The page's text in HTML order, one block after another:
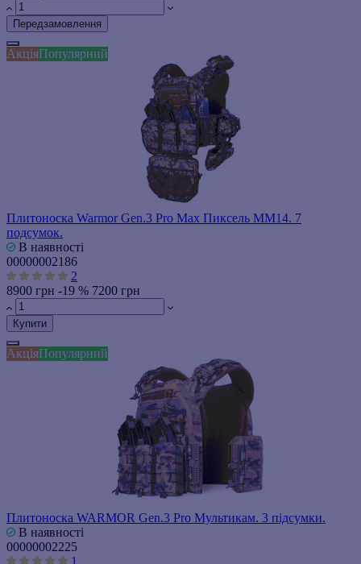
Передзамовлення
АкціяПопулярний
Плитоноска Warmor Gen.3 Pro Max Пиксель ММ14. 7
подсумок.
В наявності
00000002186
2
8900 грн -19 % 7200 грн
Купити
АкціяПопулярний
Плитоноска WARMOR Gen.3 Pro Мультикам. 3 підсумки.
В наявності
00000002225